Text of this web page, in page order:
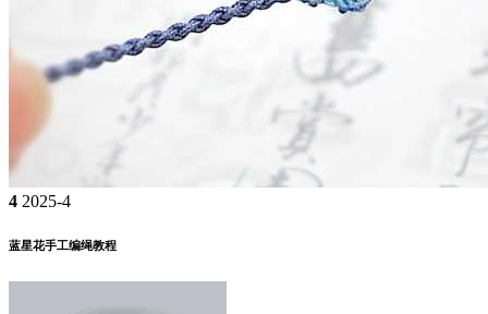
4 2025-4
蓝星花手工编绳教程